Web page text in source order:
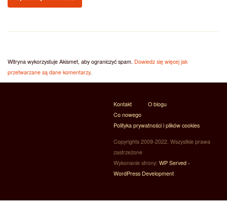
Witryna wykorzystuje Akismet, aby ograniczyć spam. Dowiedz się więcej jak
przetwarzane są dane komentarzy.
Kontakt
O blogu
Co nowego
Polityka prywatności i plików cookies
Copyrights 2009-2022. Wszystkie prawa
zastrzeżone
Wykonanie strony: WP Served -
WordPress Development